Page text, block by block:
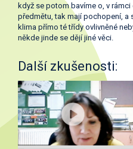
když se potom bavíme o, v
předmětu, tak mají pochopení, a
klima přímo té třídy ovlivněné
někde jinde se dějí jiné věci.
Další zkušenosti: